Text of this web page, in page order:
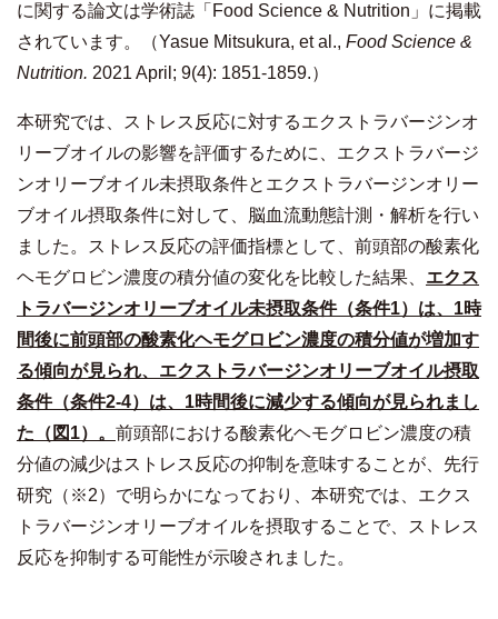
に関する論文は学術誌「Food Science & Nutrition」に掲載
されています。（Yasue Mitsukura, et al., Food Science &
Nutrition. 2021 April; 9(4): 1851-1859.）
本研究では、ストレス反応に対するエクストラバージンオ
リーブオイルの影響を評価するために、エクストラバージ
ンオリーブオイル未摂取条件とエクストラバージンオリー
ブオイル摂取条件に対して、脳血流動態計測・解析を行い
ました。ストレス反応の評価指標として、前頭部の酸素化
ヘモグロビン濃度の積分値の変化を比較した結果、 エクス
トラバージンオリーブオイル未摂取条件（条件1）は、1時
間後に前頭部の酸素化ヘモグロビン濃度の積分値が増加す
る傾向が見られ、エクストラバージンオリーブオイル摂取
条件（条件2-4）は、1時間後に減少する傾向が見られまし
た（図1）。 前頭部における酸素化ヘモグロビン濃度の積
分値の減少はストレス反応の抑制を意味することが、先行
研究（※2）で明らかになっており、本研究では、エクス
トラバージンオリーブオイルを摂取することで、ストレス
反応を抑制する可能性が示唆されました。